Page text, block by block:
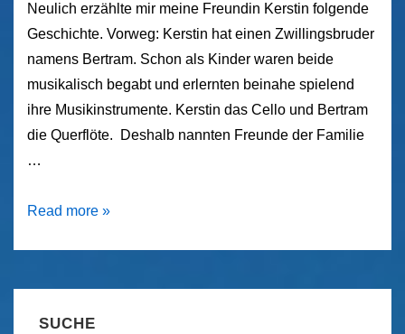
Neulich erzählte mir meine Freundin Kerstin folgende
Geschichte. Vorweg: Kerstin hat einen Zwillingsbruder
namens Bertram. Schon als Kinder waren beide
musikalisch begabt und erlernten beinahe spielend
ihre Musikinstrumente. Kerstin das Cello und Bertram
die Querflöte. Deshalb nannten Freunde der Familie
…
Siegmund
Read more »
SUCHE